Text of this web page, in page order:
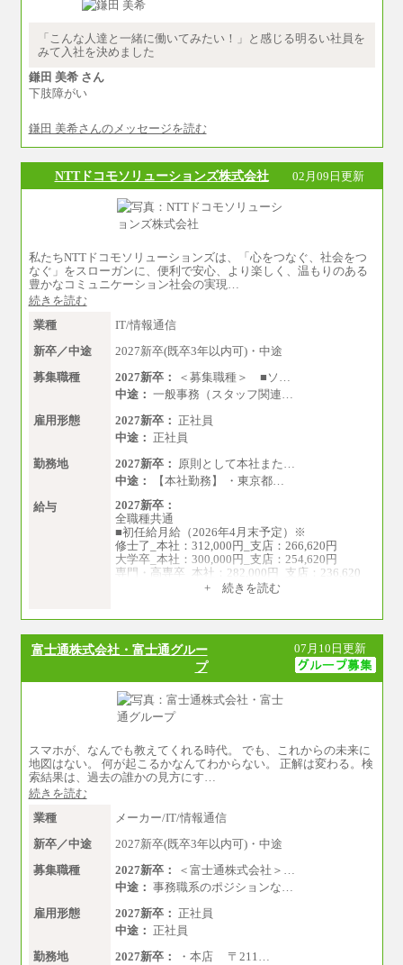
ず個別設定することがあります
▼アソシエイト職
月給235,000円
中途：
※経験、能力を考慮の上、当社規定により
優遇いたします
※自己成長支援金(10,000円）を含む
※別途、Workstyle支援金(月額4,000円）
「こんな人達と一緒に働いてみたい！」と感じる明るい社員を
みて入社を決めました
鎌田 美希 さん
下肢障がい
鎌田 美希さんのメッセージを読む
NTTドコモソリューションズ株式会社 02月09日更新
私たちNTTドコモソリューションズは、「心をつなぐ、社会をつ
なぐ」をスローガンに、便利で安心、より楽しく、温もりのある
豊かなコミュニケーション社会の実現…
続きを読む
業種
IT/情報通信
新卒／中途
2027新卒(既卒3年以内可)・中途
募集職種
2027新卒：
＜募集職種＞ ■ソ…
中途： 一般事務（スタッフ関連…
雇用形態
2027新卒： 正社員
中途： 正社員
勤務地
2027新卒：
原則として本社また…
中途：
【本社勤務】 ・東京都…
給与
2027新卒：
全職種共通
■初任給月給（2026年4月末予定）※
修士了_本社：312,000円_支店：266,620円
大学卒_本社：300,000円_支店：254,620円
専門・高専卒_本社：282,000円_支店：236,620
月給（本社）：213,030円＋諸手当
月給（支店）：164,920円～189,700円＋諸手当
※試用期間中も給与に変更はございません。
※上記はフルタイム勤務で残業ゼロの場合の標
準的な月額モデルとして掲載。
※上記のほか、ボーナス支給あり
年収（本社）：330万～380万（フルタイムで標
社平均20時間の残業込み）
年収（支店）：260万～340万（フルタイムで標
準的なボーナス込みの金額です。上限金額は全
※雇用形態についての補足：事務系職務限定の
+ 続きを読む
富士通株式会社・富士通グルー
プ
07月10日更新
スマホが、なんでも教えてくれる時代。 でも、これからの未来に
地図はない。 何が起こるかなんてわからない。 正解は変わる。検
索結果は、過去の誰かの見方にす…
続きを読む
業種
メーカー/IT/情報通信
新卒／中途
2027新卒(既卒3年以内可)・中途
募集職種
2027新卒：
＜富士通株式会社＞…
中途： 事務職系のポジションな…
雇用形態
2027新卒： 正社員
中途： 正社員
勤務地
2027新卒：
・本店 〒211…